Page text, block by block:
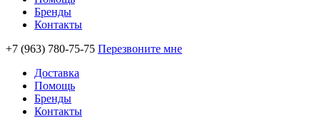
Бренды
Контакты
+7 (963) 780-75-75 Перезвоните мне
Доставка
Помощь
Бренды
Контакты